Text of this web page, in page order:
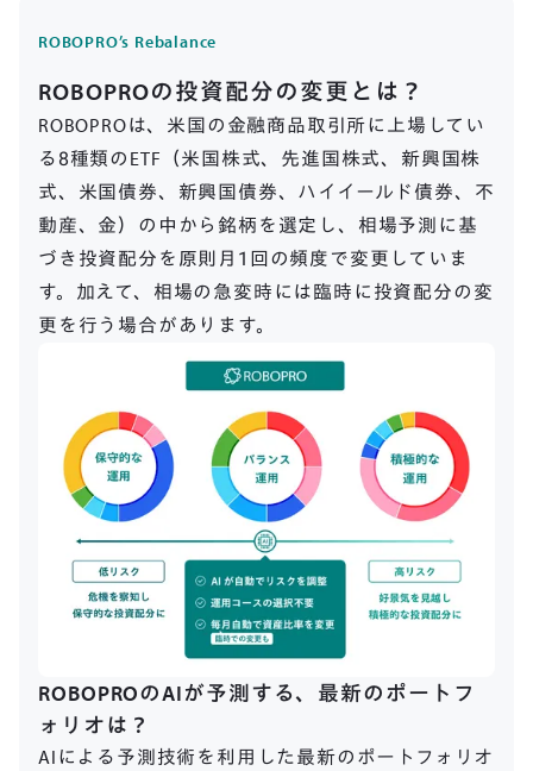
ROBOPRO’s Rebalance
ROBOPROの投資配分の変更とは？
ROBOPROは、米国の金融商品取引所に上場してい
る8種類のETF（米国株式、先進国株式、新興国株
式、米国債券、新興国債券、ハイイールド債券、不
動産、金）の中から銘柄を選定し、相場予測に基
づき投資配分を原則月1回の頻度で変更していま
す。加えて、相場の急変時には臨時に投資配分の変
更を行う場合があります。
ROBOPROのAIが予測する、最新のポートフ
ォリオは？
AIによる予測技術を利用した最新のポートフォリオ